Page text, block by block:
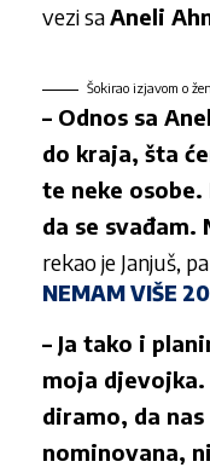
vezi saAneli
Šokirao izjavom o
– Odnos sa
do kraja, šta
te neke osobe.
da se
rekao je Janjuš,
NEMAM VIŠE
– Ja tako i
moja
diramo, da
nominovana,